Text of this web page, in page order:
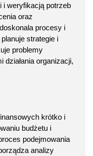
i weryfikacją potrzeb
oraz
procesy i
strategie i
problemy
działania organizacji,
krótko i
budżetu i
podejmowania
analizy